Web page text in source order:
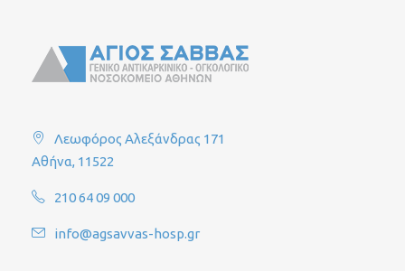
Λεωφόρος Αλεξάνδρας 171
Αθήνα, 11522
210 64 09 000
info@agsavvas-hosp.gr